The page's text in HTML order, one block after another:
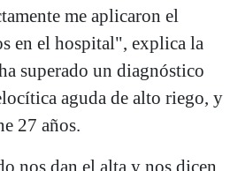
me aplicaron el
en el hospital", explica la
superado un diagnóstico
aguda de alto riego, y
27 años.
nos dan el alta y nos dicen